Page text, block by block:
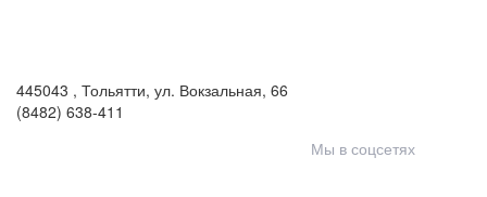
445043 , Тольятти, ул. Вокзальная, 66
(8482) 638-411
Мы в соцсетях